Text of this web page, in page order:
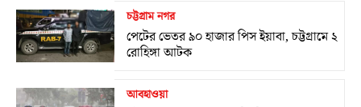
চট্টগ্রাম নগর
পেটের ভেতর ৯০ হাজার পিস ইয়াবা, চট্টগ্রামে ২
রোহিঙ্গা আটক
আবহাওয়া